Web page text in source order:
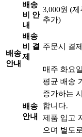
배송
안내
배송
비 안
내
3,000원 (
추가)
배송
비 결
제
주문시 결제
배송
안내
매주 화요
평균 배송
증가하는
합니다.
제품 입고
으며 별도